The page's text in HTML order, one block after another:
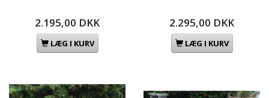
2.195,00 DKK
LÆG I KURV
2.295,00 DKK
LÆG I KURV